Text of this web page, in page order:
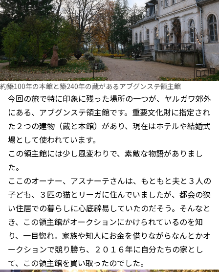
約築100年の本館と築240年の蔵があるアブグンステ領主館
今回の旅で特に印象に残った場所の一つが、ヤルガワ郊外
にある、アブグンステ領主館です。重要文化財に指定され
た２つの建物（蔵と本館）があり、現在はホテルや結婚式
場として使われています。
この領主館には少し風変わりで、素敵な物語がありまし
た。
ここのオーナー、アスナーテさんは、もともと夫と３人の
子ども、３匹の猫とリーガに住んでいましたが、都会の狭
い住居での暮らしに心底辟易していたのだそう。そんなと
き、この領主館がオークションにかけられているのを知
り、一目惚れ。家族や知人にお金を借りながらなんとかオ
ークションで競り勝ち、２０１６年に自分たちの家とし
て、この領主館を買い取ったのでした。